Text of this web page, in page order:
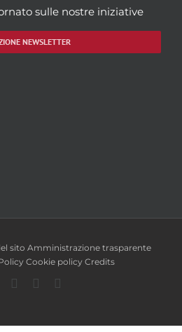
sulle nostre iniziative
NEWSLETTER
sito Amministrazione trasparente
Cookie policy Credits
Facebook
TwitterYouTube